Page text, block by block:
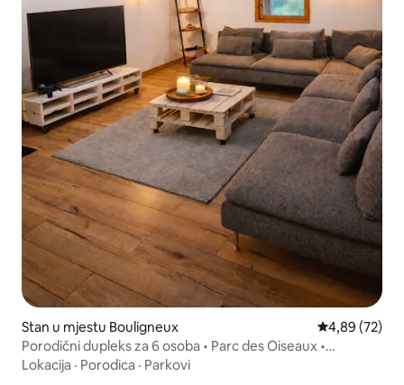
Stan u mjestu Bouligneux Prosječna
4,89 (72)
Porodični dupleks za 6 osoba • Parc des Oiseaux •
Châtillon
Lokacija · Porodica · Parkovi